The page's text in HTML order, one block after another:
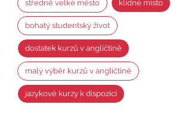
středně velké město klidné místo
bohatý studentský život
dostatek kurzů v angličtině
malý výběr kurzů v angličtině
jazykové kurzy k dispozici